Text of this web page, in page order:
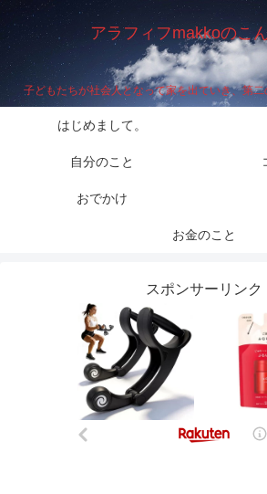
アラフィフmakkoのこ
子どもたちが社会人となって家を出ていき、第二
はじめまして。
自分のこと
おでかけ
お金のこと
スポンサーリンク